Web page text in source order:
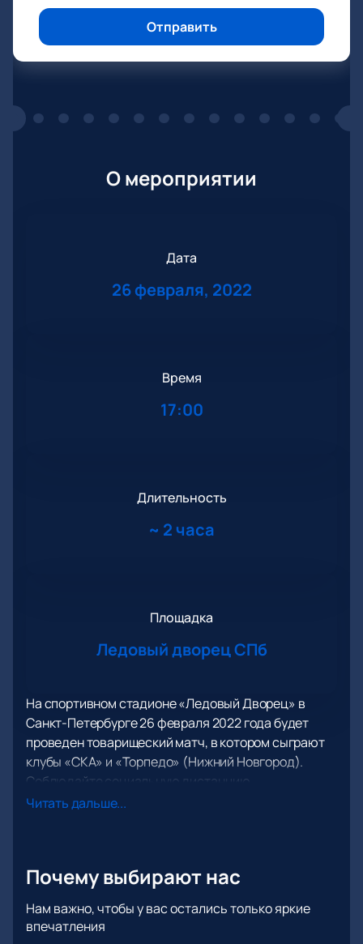
Отправить
О мероприятии
Дата
26 февраля, 2022
Время
17:00
Длительность
~ 2 часа
Площадка
Ледовый дворец СПб
На спортивном стадионе «Ледовый Дворец» в
Санкт-Петербурге 26 февраля 2022 года будет
проведен товарищеский матч, в котором сыграют
клубы «СКА» и «Торпедо» (Нижний Новгород).
Соблюдайте социальную дистанцию.
Санкт-Петербургский «СКА» — это точно тот клуб,
Питерцы одни из немногих, кто смог дважды
первенства – Кубок Гагарина. Это, не говоря о
добытых также Кубках Западной конференции,
Читать дальше...
Почему выбирают нас
Нам важно, чтобы у вас остались только яркие
впечатления